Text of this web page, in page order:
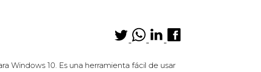
Windows 10. Es una herramienta fácil de usar